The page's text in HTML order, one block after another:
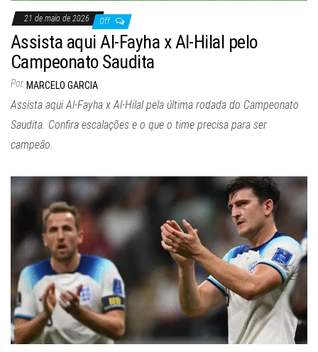
21 de maio de 2026 Off
Assista aqui Al-Fayha x Al-Hilal pelo
Campeonato Saudita
Por MARCELO GARCIA
Assista aqui Al-Fayha x Al-Hilal pela última rodada do Campeonato
Saudita. Confira escalações e o que o time precisa para ser
campeão.